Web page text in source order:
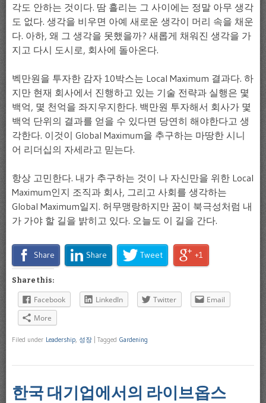
각도 안하는 것이다. 땀 흘리는 그 사이에는 정말 아무 생각
도 없다. 생각을 비우면 아예 새로운 생각이 머리 속을 채운
다. 아하, 왜 그 생각을 못했을까? 새롭게 채워진 생각을 가
지고 다시 도시로, 회사에 돌아온다.
벡만원을 투자한 감자 10박스는 Local Maximum 결과다. 하
지만 현재 회사에서 진행하고 있는 기술 전략과 실행은 몇
백억, 몇 천억을 좌지우지한다. 백만원 투자해서 회사가 몇
백억 단위의 결과를 얻을 수 있다면 당연히 해야한다고 생
각한다. 이것이 Global Maximum을 추구하는 마땅한 시니
어 리더십의 자세라고 믿는다.
항상 고민한다. 내가 추구하는 것이 나 자신만을 위한 Local
Maximum인지 조직과 회사, 그리고 사회를 생각하는
Global Maximum일지. 허무맹랑하지만 꿈이 북극성처럼 내
가 가야 할 길을 밝히고 있다. 오늘도 이 길을 간다.
Share Share Tweet +1
Share this:
Facebook LinkedIn Twitter
Email
More
Filed under Leadership, 성장 Tagged Gardening
한국 대기업에서의 라이브옵스